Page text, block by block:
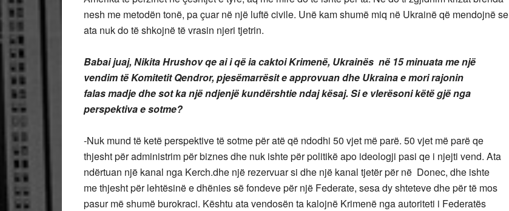
nesh me metodën tonë, pa çuar në një luftë civile. Unë kam shumë miq në Ukrainë që mendojnë se
ata nuk do të shkojnë të vrasin njeri tjetrin.
Babai juaj, Nikita Hrushov qe ai i që ia caktoi Krimenë, Ukrainës në 15 minuata me një
vendim të Komitetit Qendror, pjesëmarrësit e approvuan dhe Ukraina e mori rajonin
falasmadje dhe sot ka një ndjenjë kundërshtie ndaj kësaj. Si e vlerësoni këtë gjënga
perspektiva e sotme?
-Nuk mund të ketë perspektive të sotme për atë që ndodhi 50 vjet më parë. 50 vjet më parë qe
thjesht për administrim për biznes dhe nuk ishte për politikë apo ideologji pasi qe i njejti vend. Ata
ndërtuan një kanal nga Kerch.dhe një rezervuar si dhe një kanal tjetër për në Donec, dhe ishte
me thjesht për lehtësinë e dhënies së fondeve për një Federate, sesa dy shteteve dhe për të mos
pasur më shumë burokraci. Kështu ata vendosën ta kalojnë Krimenë nga autoriteti i Federatës